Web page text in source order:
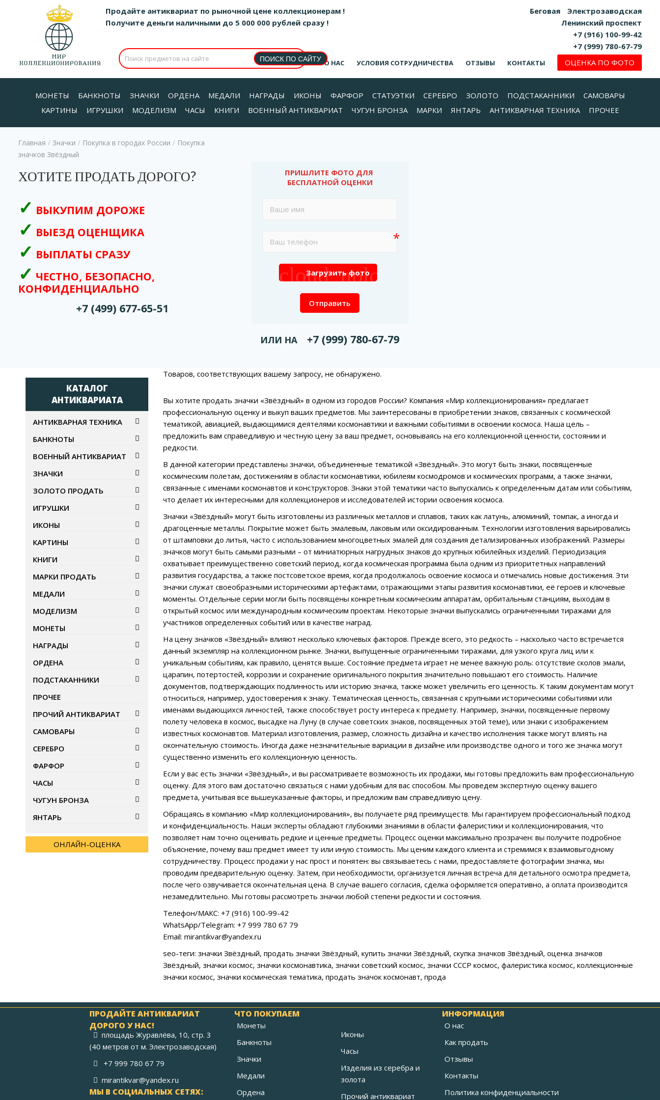
Продайте антиквариат по рыночной цене коллекционерам ! Беговая
Электрозаводская
Получите деньги наличными до 5 000 000 рублей сразу !
Ленинский проспект
+7 (916) 100-99-42
+7 (999) 780-67-79
О НАС УСЛОВИЯ СОТРУДНИЧЕСТВА ОТЗЫВЫ КОНТАКТЫ ОЦЕНКА ПО ФОТО
МОНЕТЫ БАНКНОТЫ ЗНАЧКИ ОРДЕНА МЕДАЛИ НАГРАДЫ ИКОНЫ ФАРФОР СТАТУЭТКИ СЕРЕБРО ЗОЛОТО ПОДСТАКАННИКИ
САМОВАРЫ
КАРТИНЫ
ИГРУШКИ МОДЕЛИЗМ ЧАСЫ КНИГИ ВОЕННЫЙ АНТИКВАРИАТ ЧУГУН БРОНЗА МАРКИ ЯНТАРЬ АНТИКВАРНАЯ ТЕХНИКА ПРОЧЕЕ
Главная / Значки / Покупка в городах России / Покупка
значков Звёздный
ХОТИТЕ ПРОДАТЬ ДОРОГО?
ВЫКУПИМ ДОРОЖЕ
ВЫЕЗД ОЦЕНЩИКА
ВЫПЛАТЫ СРАЗУ
ЧЕСТНО, БЕЗОПАСНО,
КОНФИДЕНЦИАЛЬНО
+7 (499) 677-65-51
ПРИШЛИТЕ ФОТО ДЛЯ
БЕСПЛАТНОЙ ОЦЕНКИ
cloud_upload
Загрузить фото
Отправить
ИЛИ НА +7 (999) 780-67-79
Товаров, соответствующих вашему запросу, не обнаружено.
Вы хотите продать значки «Звёздный» в одном из городов России? Компания «Мир коллекционирования» предлагает
профессиональную оценку и выкуп ваших предметов. Мы заинтересованы в приобретении знаков, связанных с космической
тематикой, авиацией, выдающимися деятелями космонавтики и важными событиями в освоении космоса. Наша цель –
предложить вам справедливую и честную цену за ваш предмет, основываясь на его коллекционной ценности, состоянии и
редкости.
В данной категории представлены значки, объединенные тематикой «Звёздный». Это могут быть знаки, посвященные
космическим полетам, достижениям в области космонавтики, юбилеям космодромов и космических программ, а также значки,
связанные с именами космонавтов и конструкторов. Знаки этой тематики часто выпускались к определенным датам или событиям,
что делает их интересными для коллекционеров и исследователей истории освоения космоса.
Значки «Звёздный» могут быть изготовлены из различных металлов и сплавов, таких как латунь, алюминий, томпак, а иногда и
драгоценные металлы. Покрытие может быть эмалевым, лаковым или оксидированным. Технологии изготовления варьировались
от штамповки до литья, часто с использованием многоцветных эмалей для создания детализированных изображений. Размеры
значков могут быть самыми разными – от миниатюрных нагрудных знаков до крупных юбилейных изделий. Периодизация
охватывает преимущественно советский период, когда космическая программа была одним из приоритетных направлений
развития государства, а также постсоветское время, когда продолжалось освоение космоса и отмечались новые достижения. Эти
значки служат своеобразными историческими артефактами, отражающими этапы развития космонавтики, её героев и ключевые
моменты. Отдельные серии могли быть посвящены конкретным космическим аппаратам, орбитальным станциям, выходам в
открытый космос или международным космическим проектам. Некоторые значки выпускались ограниченными тиражами для
участников определенных событий или в качестве наград.
На цену значков «Звёздный» влияют несколько ключевых факторов. Прежде всего, это редкость – насколько часто встречается
данный экземпляр на коллекционном рынке. Значки, выпущенные ограниченными тиражами, для узкого круга лиц или к
уникальным событиям, как правило, ценятся выше. Состояние предмета играет не менее важную роль: отсутствие сколов эмали,
царапин, потертостей, коррозии и сохранение оригинального покрытия значительно повышают его стоимость. Наличие
документов, подтверждающих подлинность или историю значка, также может увеличить его ценность. К таким документам могут
относиться, например, удостоверения к знаку. Тематическая ценность, связанная с крупными историческими событиями или
именами выдающихся личностей, также способствует росту интереса к предмету. Например, значки, посвященные первому
полету человека в космос, высадке на Луну (в случае советских знаков, посвященных этой теме), или знаки с изображением
известных космонавтов. Материал изготовления, размер, сложность дизайна и качество исполнения также могут влиять на
окончательную стоимость. Иногда даже незначительные вариации в дизайне или производстве одного и того же значка могут
существенно изменить его коллекционную ценность.
Если у вас есть значки «Звёздный», и вы рассматриваете возможность их продажи, мы готовы предложить вам профессиональную
оценку. Для этого вам достаточно связаться с нами удобным для вас способом. Мы проведем экспертную оценку вашего
предмета, учитывая все вышеуказанные факторы, и предложим вам справедливую цену.
Обращаясь в компанию «Мир коллекционирования», вы получаете ряд преимуществ. Мы гарантируем профессиональный подход
и конфиденциальность. Наши эксперты обладают глубокими знаниями в области фалеристики и коллекционирования, что
позволяет нам точно оценивать редкие и ценные предметы. Процесс оценки максимально прозрачен: вы получите подробное
объяснение, почему ваш предмет имеет ту или иную стоимость. Мы ценим каждого клиента и стремимся к взаимовыгодному
сотрудничеству. Процесс продажи у нас прост и понятен: вы связываетесь с нами, предоставляете фотографии значка, мы
проводим предварительную оценку. Затем, при необходимости, организуется личная встреча для детального осмотра предмета,
после чего озвучивается окончательная цена. В случае вашего согласия, сделка оформляется оперативно, а оплата производится
незамедлительно. Мы готовы рассмотреть значки любой степени редкости и состояния.
Телефон/МАКС: +7 (916) 100-99-42
WhatsApp/Telegram: +7 999 780 67 79
Email: mirantikvar@yandex.ru
seo-теги: значки Звёздный, продать значки Звёздный, купить значки Звёздный, скупка значков Звёздный, оценка значков
Звёздный, значки космос, значки космонавтика, значки советский космос, значки СССР космос, фалеристика космос, коллекционные
значки космос, значки космическая тематика, продать значок космонавт, прода
КАТАЛОГ
АНТИКВАРИАТА
АНТИКВАРНАЯ ТЕХНИКА
БАНКНОТЫ
ВОЕННЫЙ АНТИКВАРИАТ
ЗНАЧКИ
ЗОЛОТО ПРОДАТЬ
ИГРУШКИ
ИКОНЫ
КАРТИНЫ
КНИГИ
МАРКИ ПРОДАТЬ
МЕДАЛИ
МОДЕЛИЗМ
МОНЕТЫ
НАГРАДЫ
ОРДЕНА
ПОДСТАКАННИКИ
ПРОЧЕЕ
ПРОЧИЙ АНТИКВАРИАТ
САМОВАРЫ
СЕРЕБРО
ФАРФОР
ЧАСЫ
ЧУГУН БРОНЗА
ЯНТАРЬ
ОНЛАЙН-ОЦЕНКА
ПРОДАЙТЕ АНТИКВАРИАТ
ДОРОГО У НАС!
площадь Журавлёва, 10, стр. 3
(40 метров от м. Электрозаводская)
+7 999 780 67 79
mirantikvar@yandex.ru
МЫ В СОЦИАЛЬНЫХ СЕТЯХ:
ЧТО ПОКУПАЕМ
Монеты
Банкноты
Значки
Медали
Ордена
Иконы
Часы
Изделия из серебра и
золота
Прочий антиквариат
ИНФОРМАЦИЯ
О нас
Как продать
Отзывы
Контакты
Политика конфиденциальности